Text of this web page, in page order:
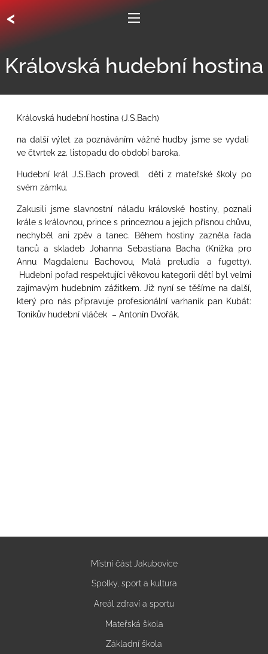
<
Královská hudební hostina
Královská hudební hostina (J.S.Bach)
na další výlet za poznáváním vážné hudby jsme se vydali
ve čtvrtek 22. listopadu do období baroka.
Hudební král J.S.Bach provedl děti z mateřské školy po
svém zámku.
Zakusili jsme slavnostní náladu královské hostiny, poznali
krále s královnou, prince s princeznou a jejich přísnou chůvu,
nechyběl ani zpěv a tanec. Během hostiny zazněla řada
tanců a skladeb Johanna Sebastiana Bacha (Knížka pro
Annu Magdalenu Bachovou, Malá preludia a fugetty).
Hudební pořad respektující věkovou kategorii dětí byl velmi
zajímavým hudebním zážitkem. Již nyní se těšíme na další,
který pro nás připravuje profesionální varhaník pan Kubát:
Toníkův hudební vláček – Antonín Dvořák.
Místní část Jakubovice
Spolky, sport a kultura
Areál zdraví a sportu
Mateřská škola
Základní škola